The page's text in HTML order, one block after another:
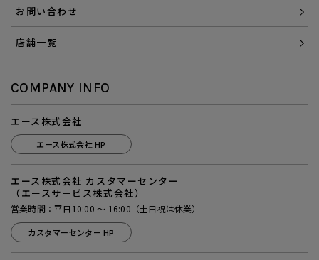
お問い合わせ
店舗一覧
COMPANY INFO
エース株式会社
エース株式会社 HP
エース株式会社 カスタマーセンター
（エースサービス株式会社）
営業時間：平日10:00 ～ 16:00（土日祝は休業）
カスタマーセンター HP